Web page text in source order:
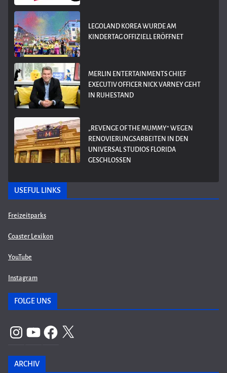
LEGOLAND KOREA WURDE AM
KINDERTAG OFFIZIELL ERÖFFNET
MERLIN ENTERTAINMENTS CHIEF
EXECUTIV OFFICER NICK VARNEY GEHT
IN RUHESTAND
„REVENGE OF THE MUMMY“ WEGEN
RENOVIERUNGSARBEITEN IN DEN
UNIVERSAL STUDIOS FLORIDA
GESCHLOSSEN
USEFUL LINKS
Freizeitparks
Coaster Lexikon
YouTube
Instagram
FOLGE UNS
InstagramYouTubeFacebook
X
ARCHIV